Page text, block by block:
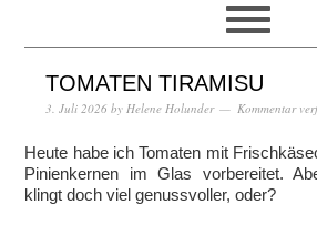
TOMATEN TIRAMISU
3. Juli 2026 by Helene Holunder Kommentar
Heute habe ich Tomaten mit
Pinienkernen im Glas vorbereitet.
klingt doch viel genussvoller, oder?